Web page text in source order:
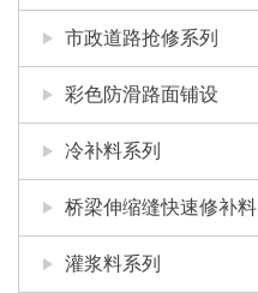
市政道路抢修系列
彩色防滑路面铺设
冷补料系列
桥梁伸缩缝快速修补料
灌浆料系列